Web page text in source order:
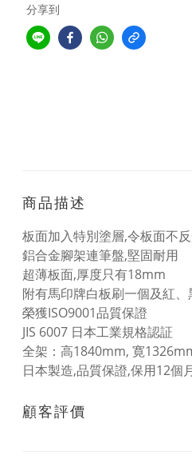
分享到
商品描述
板面加入特別塗層,令板面不
鋁合金腳架連筆盤,堅固耐用
超薄板面,厚度只有18mm
附有馬印牌白板刷一個及紅
榮獲ISO9001品質保證
JIS 6007 日本工業規格認証
全架：高1840mm, 寛
日本製造,品質保證,保用12個
顧客評價